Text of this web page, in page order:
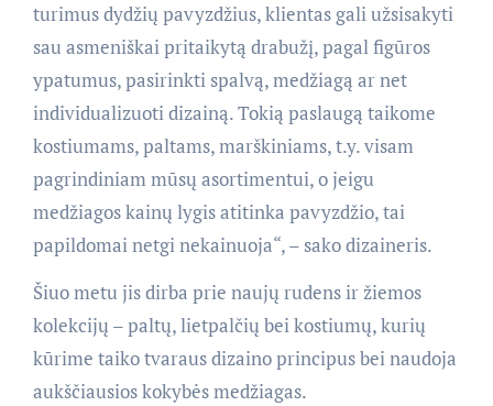
turimus dydžių pavyzdžius, klientas gali užsisakyti
sau asmeniškai pritaikytą drabužį, pagal figūros
ypatumus, pasirinkti spalvą, medžiagą ar net
individualizuoti dizainą. Tokią paslaugą taikome
kostiumams, paltams, marškiniams, t.y. visam
pagrindiniam mūsų asortimentui, o jeigu
medžiagos kainų lygis atitinka pavyzdžio, tai
papildomai netgi nekainuoja“, – sako dizaineris.
Šiuo metu jis dirba prie naujų rudens ir žiemos
kolekcijų – paltų, lietpalčių bei kostiumų, kurių
kūrime taiko tvaraus dizaino principus bei naudoja
aukščiausios kokybės medžiagas.